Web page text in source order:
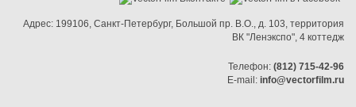
Адрес: 199106, Санкт-Петербург, Большой пр. В.О. д. 103 территория
ВК "Ленэкспо" 4 коттедж
Телефон: (812) 715-42-96
E-mail: info@vectorfilm.ru